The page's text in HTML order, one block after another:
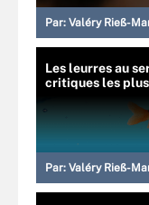
Par: Valéry Rieß-
Les leurres au
critiques les
Par: Valéry Rieß-